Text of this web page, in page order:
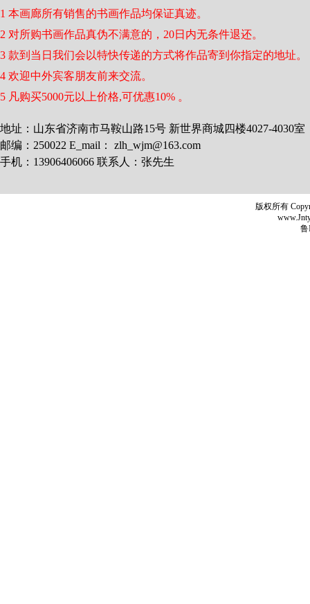
1 本画廊所有销售的书画作品均保证真迹。
2 对所购书画作品真伪不满意的，20日内无条件退还。
3 款到当日我们会以特快传递的方式将作品寄到你指定的地址。
4 欢迎中外宾客朋友前来交流。
5 凡购买5000元以上价格,可优惠10% 。
地址：山东省济南市马鞍山路15号 新世界商城四楼4027-4030室
邮编：250022 E_mail： zlh_wjm@163.com
手机：13906406066 联系人：张先生
版权所有
鲁